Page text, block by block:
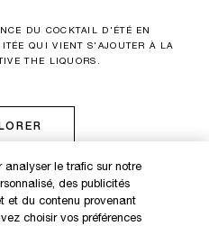
DU COCKTAIL D'ÉTÉ EN
QUI VIENT S'AJOUTER À LA
THE LIQUORS.
ET OFFRES EXCLUSIVES
analyser le trafic sur notre
des publicités
et du contenu provenant
choisir vos préférences